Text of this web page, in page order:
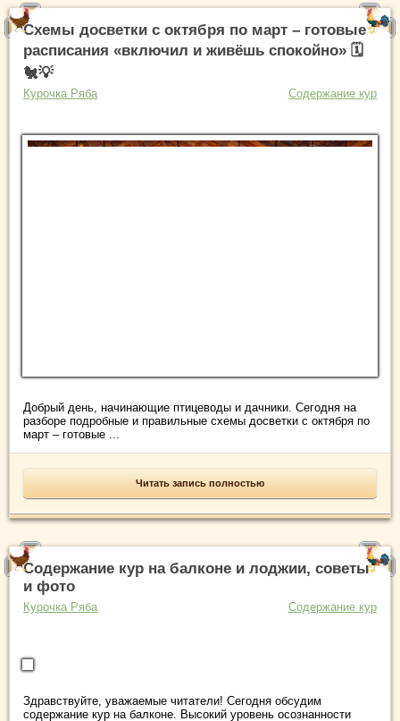
Схемы досветки с октября по март – готовые
расписания «включил и живёшь спокойно» 🗓️
🐔💡
Курочка Ряба Содержание кур
Добрый день, начинающие птицеводы и дачники. Сегодня на
разборе подробные и правильные схемы досветки с октября по
март – готовые ...
Читать запись полностью
Содержание кур на балконе и лоджии, советы
и фото
Курочка Ряба Содержание кур
Здравствуйте, уважаемые читатели! Сегодня обсудим
содержание кур на балконе. Высокий уровень осознанности